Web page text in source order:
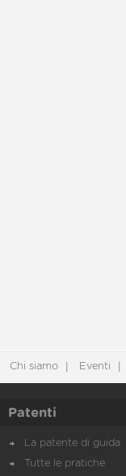
Chi siamo Eventi
Patenti
La patente di guida
Tutte le pratiche